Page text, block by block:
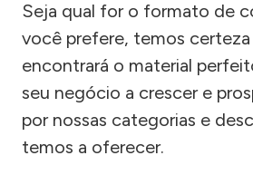
Seja qual for o formato de
você prefere, temos
encontrará o material
seu negócio a crescer e
por nossas categorias e
temos a oferecer.